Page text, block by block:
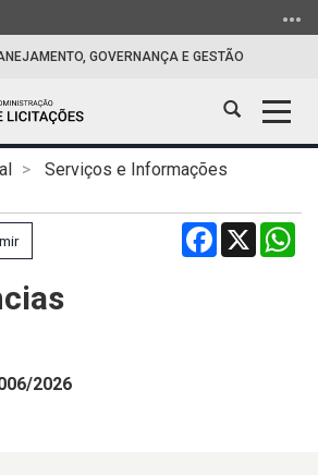
GOVERNANÇA E GESTÃO
Abrir
busca
Serviços e Informações
Facebook
X
2026